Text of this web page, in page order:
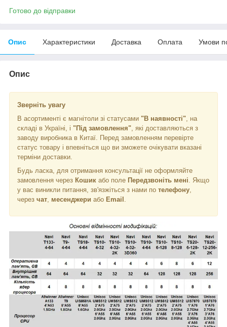
Готово до відправки
Опис Характеристики Доставка Оплата Умови
Опис
Зверніть увагу
В асортименті є магнітоли зі статусами "В наявності" , на
складі в Україні, і "Під замовлення" , які доставляються з
заводу виробника в Китаї. Перед замовленням перевірте
статус товару і впевніться що ви зможете очікувати вказані
терміни доставки.
Будь ласка, для отримання консультації не оформляйте
замовлення через Кошик або поле Передзвоніть мені . Якщо
у вас виникли питання, зв'язжіться з нами по телефону
через чат месенджери або Email